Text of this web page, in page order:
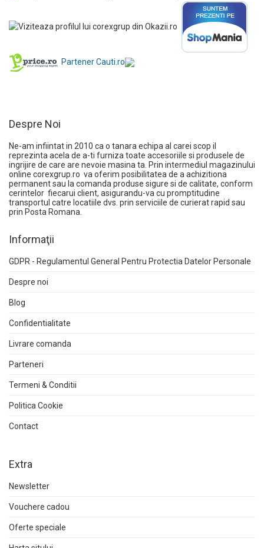
Partener Cauti.ro
Despre Noi
Ne-am infiintat in 2010 ca o tanara echipa al carei scop il
reprezinta acela de a-ti furniza toate accesoriile si produsele de
ingrijire de care are nevoie masina ta. Prin intermediul magazinului
online corexgrup.ro va oferim posibilitatea de a achizitiona
permanent sau la comanda produse sigure si de calitate, conform
cerintelor fiecarui client, asigurandu-va cu promptitudine
transportul catre locatiile dvs. prin serviciile de curierat rapid sau
prin Posta Romana.
Informaţii
GDPR - Regulamentul General Pentru Protectia Datelor Personale
Despre noi
Blog
Confidentialitate
Livrare comanda
Parteneri
Termeni & Conditii
Politica Cookie
Contact
Extra
Newsletter
Vouchere cadou
Oferte speciale